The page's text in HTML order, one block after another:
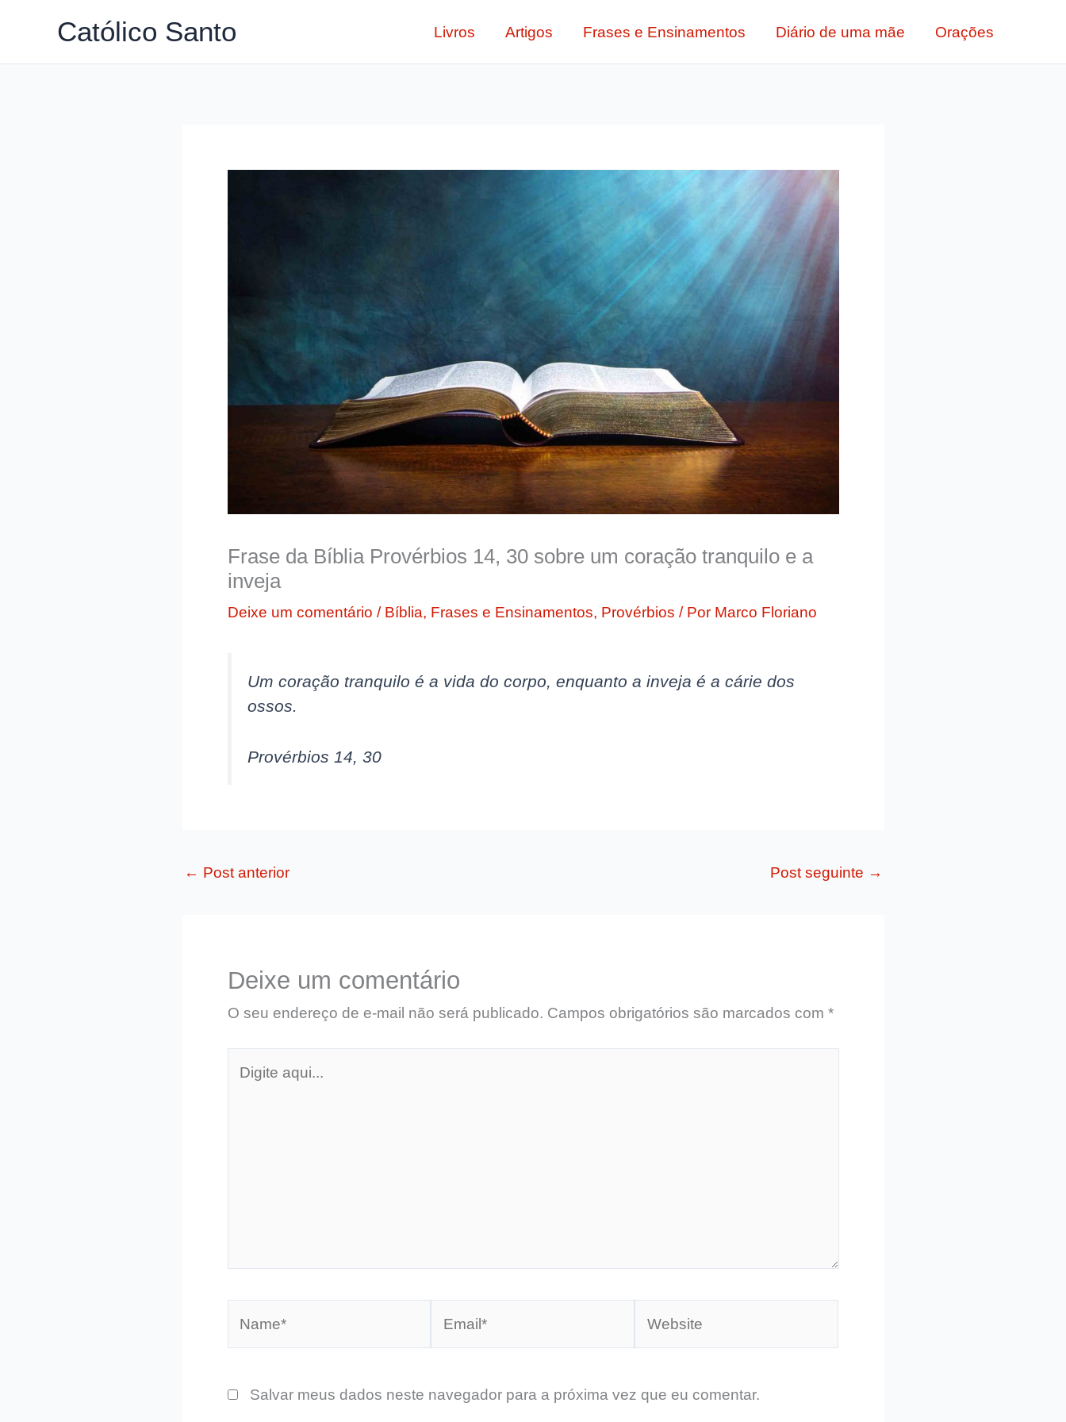
o
Católico Santo Livros Artigos Frases e Ensinamentos Diário de uma mãe Orações
Frase da Bíblia Provérbios 14, 30 sobre um coração tranquilo e a
inveja
Deixe um comentário / Bíblia, Frases e Ensinamentos, Provérbios / Por Marco Floriano
Um coração tranquilo é a vida do corpo, enquanto a inveja é a cárie dos
ossos.
Provérbios 14, 30
← Post anterior Post seguinte →
Deixe um comentário
O seu endereço de e-mail não será publicado. Campos obrigatórios são marcados com *
aqui...
Salvar meus dados neste navegador para a próxima vez que eu comentar.